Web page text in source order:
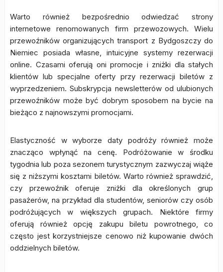
Warto również bezpośrednio odwiedzać strony
internetowe renomowanych firm przewozowych. Wielu
przewoźników organizujących transport z Bydgoszczy do
Niemiec posiada własne, intuicyjne systemy rezerwacji
online. Czasami oferują oni promocje i zniżki dla stałych
klientów lub specjalne oferty przy rezerwacji biletów z
wyprzedzeniem. Subskrypcja newsletterów od ulubionych
przewoźników może być dobrym sposobem na bycie na
bieżąco z najnowszymi promocjami.
Elastyczność w wyborze daty podróży również może
znacząco wpłynąć na cenę. Podróżowanie w środku
tygodnia lub poza sezonem turystycznym zazwyczaj wiąże
się z niższymi kosztami biletów. Warto również sprawdzić,
czy przewoźnik oferuje zniżki dla określonych grup
pasażerów, na przykład dla studentów, seniorów czy osób
podróżujących w większych grupach. Niektóre firmy
oferują również opcję zakupu biletu powrotnego, co
często jest korzystniejsze cenowo niż kupowanie dwóch
oddzielnych biletów.